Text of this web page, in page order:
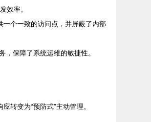
效率。
一个一致的访问点，并屏蔽了内部
，保障了系统运维的敏捷性。
转变为“预防式”主动管理。